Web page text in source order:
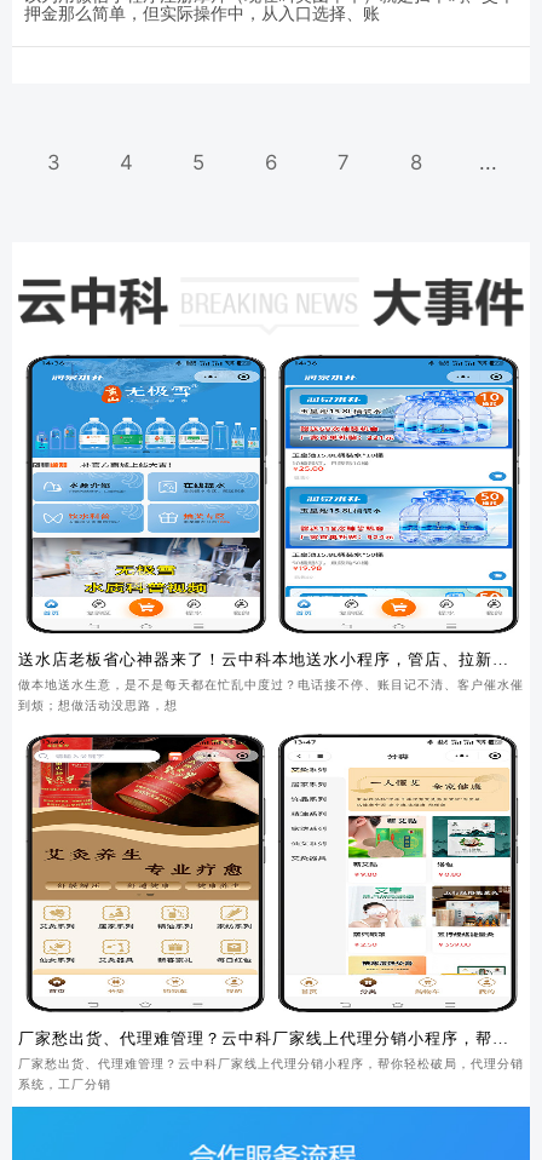
送水店老板省心神器来了！云中科本地送水小程序，管店、拉新、
锁客一步到位
做本地送水生意，是不是每天都在忙乱中度过？电话接不停、账目记不清、客户催水催
到烦；想做活动没思路，想
厂家愁出货、代理难管理？云中科厂家线上代理分销小程序，帮你
轻松破局
厂家愁出货、代理难管理？云中科厂家线上代理分销小程序，帮你轻松破局，代理分销
系统，工厂分销
押金那么简单，但实际操作中，从入口选择、账
3 4 5 6 7 8 ...